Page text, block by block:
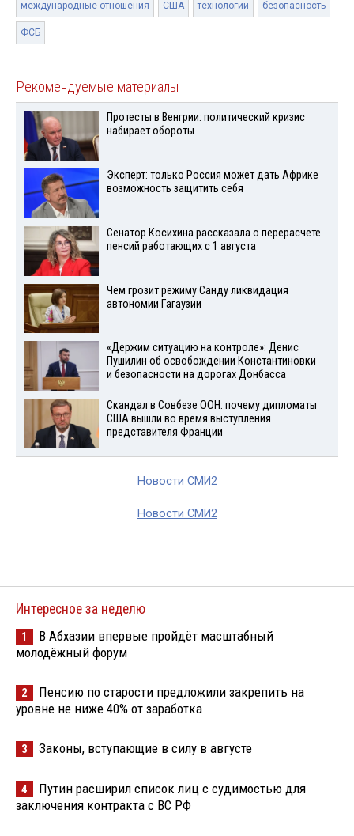
международные отношения США технологии безопасность
ФСБ
Рекомендуемые материалы
Протесты в Венгрии: политический кризис
набирает обороты
Эксперт: только Россия может дать Африке
возможность защитить себя
Сенатор Косихина рассказала о перерасчете
пенсий работающих с 1 августа
Чем грозит режиму Санду ликвидация
автономии Гагаузии
«Держим ситуацию на контроле»: Денис
Пушилин об освобождении Константиновки
и безопасности на дорогах Донбасса
Скандал в Совбезе ООН: почему дипломаты
США вышли во время выступления
представителя Франции
Новости СМИ2
Новости СМИ2
Интересное за неделю
1
В Абхазии впервые пройдёт масштабный
молодёжный форум
2
Пенсию по старости предложили закрепить на
уровне не ниже 40% от заработка
3 Законы, вступающие в силу в августе
4
Путин расширил список лиц с судимостью для
заключения контракта с ВС РФ